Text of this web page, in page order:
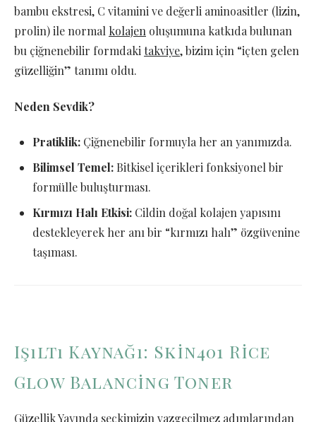
bambu ekstresi, C vitamini ve değerli aminoasitler (lizin,
prolin) ile normal kolajen oluşumuna katkıda bulunan
bu çiğnenebilir formdakitakviye, bizim için “içten gelen
güzelliğin” tanımı oldu.
Neden Sevdik?
Pratiklik:Çiğnenebilir formuyla her an yanımızda.
Bilimsel Temel:Bitkisel içerikleri fonksiyonel bir
formülle buluşturması.
Kırmızı Halı Etkisi:Cildin doğal kolajen yapısını
destekleyerek her anı bir “kırmızı halı” özgüvenine
taşıması.
Işıltı Kaynağı: Skin401 Rice
Glow Balancing Toner
Güzellik Yayında seçkimizin vazgeçilmez adımlarından